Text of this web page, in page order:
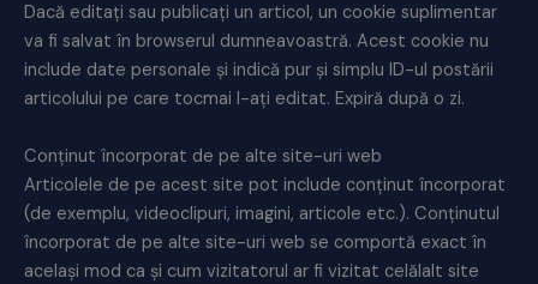
Dacă editați sau publicați un articol, un cookie suplimentar
va fi salvat în browserul dumneavoastră. Acest cookie nu
include date personale și indică pur și simplu ID-ul postării
articolului pe care tocmai l-ați editat. Expiră după o zi.
Conținut încorporat de pe alte site-uri web
Articolele de pe acest site pot include conținut încorporat
(de exemplu, videoclipuri, imagini, articole etc.). Conținutul
încorporat de pe alte site-uri web se comportă exact în
același mod ca și cum vizitatorul ar fi vizitat celălalt site